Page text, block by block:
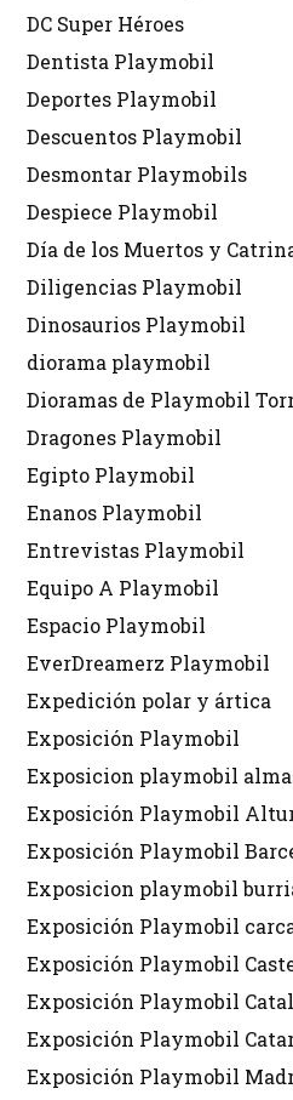
DC Super Héroes
Dentista Playmobil
Deportes Playmobil
Descuentos Playmobil
Desmontar Playmobils
Despiece Playmobil
Día de los Muertos y
Diligencias Playmobil
Dinosaurios Playmobil
diorama playmobil
Dioramas de Playmobil
Dragones Playmobil
Egipto Playmobil
Enanos Playmobil
Entrevistas Playmobil
Equipo A Playmobil
Espacio Playmobil
EverDreamerz Playmobil
Expedición polar y ártica
Exposición Playmobil
Exposicion playmobil
Exposición Playmobil
Exposición Playmobil
Exposicion playmobil
Exposición Playmobil
Exposición Playmobil
Exposición Playmobil
Exposición Playmobil
Exposición Playmobil